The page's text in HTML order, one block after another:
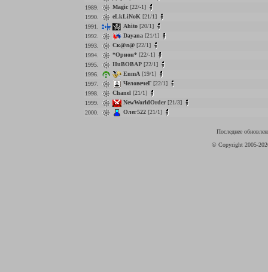
1989.
Magic [22/-1]
1990.
eLkLiNoK [21/1]
1991.
Ahito [20/1]
1992.
Dayana [21/1]
1993.
Ск@л@ [22/1]
1994.
*Орион* [22/-1]
1995.
IIuBOBAP [22/1]
1996.
EnmA [19/1]
1997.
ЧеловечеГ [22/1]
1998.
Chanel [21/1]
1999.
NewWorldOrder[21/3]
2000.
Олег522 [21/1]
Последнее
© Copyright 2005-